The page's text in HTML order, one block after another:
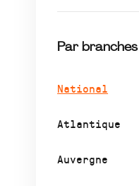
Par branches
National
Atlantique
Auvergne